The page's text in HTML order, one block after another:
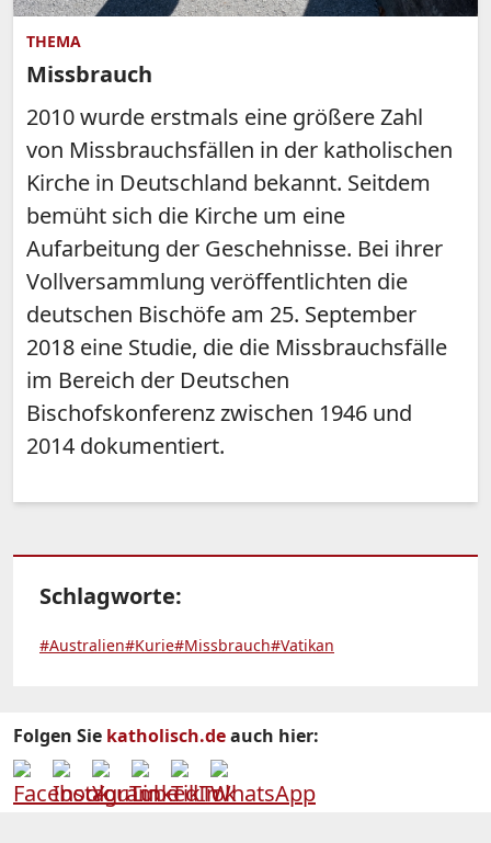
THEMA
Missbrauch
2010 wurde erstmals eine größere Zahl
von Missbrauchsfällen in der katholischen
Kirche in Deutschland bekannt. Seitdem
bemüht sich die Kirche um eine
Aufarbeitung der Geschehnisse. Bei ihrer
Vollversammlung veröffentlichten die
deutschen Bischöfe am 25. September
2018 eine Studie, die die Missbrauchsfälle
im Bereich der Deutschen
Bischofskonferenz zwischen 1946 und
2014 dokumentiert.
Schlagworte:
#Australien#Kurie#Missbrauch#Vatikan
Folgen Sie katholisch.deauch hier: